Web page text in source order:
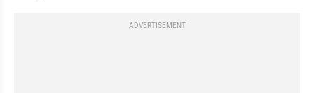
ADVERTISEMENT